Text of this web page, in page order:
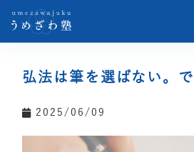
弘法は筆を選ばない。
2025/06/09